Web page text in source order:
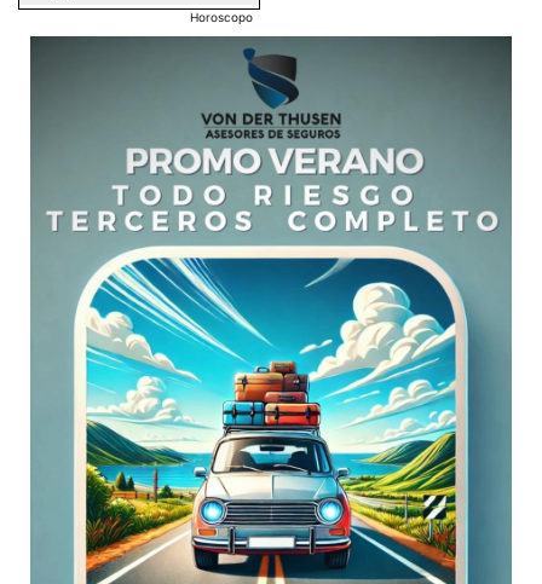
Horoscopo